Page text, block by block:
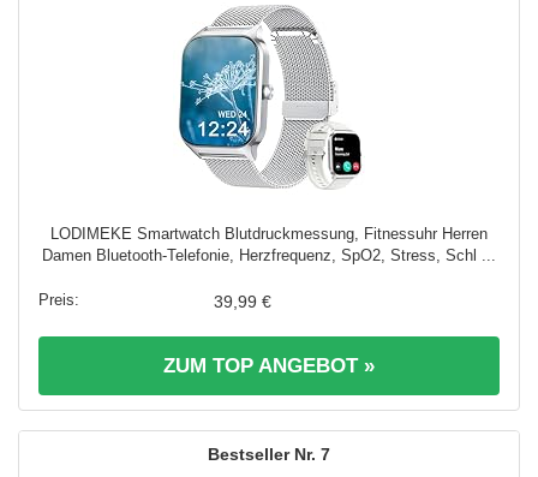
LODIMEKE Smartwatch Blutdruckmessung, Fitnessuhr Herren
Damen Bluetooth-Telefonie, Herzfrequenz, SpO2, Stress, Schl ...
39,99 €
ZUM TOP ANGEBOT »
7